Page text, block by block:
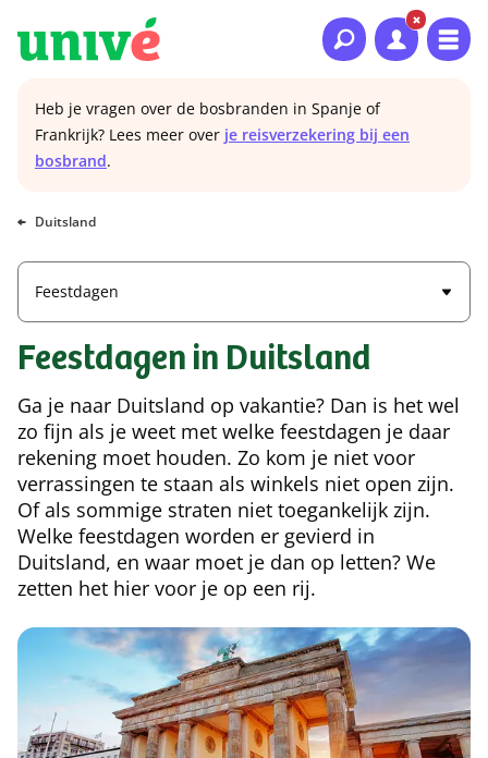
Naar hoofdinhoud
Naar hoofdnavigatie
Naar footer
Heb je vragen over de bosbranden in Spanje of
Frankrijk? Lees meer over je reisverzekering bij een
bosbrand.
Duitsland
Feestdagen
Feestdagen in Duitsland
Ga je naar Duitsland op vakantie? Dan is het wel
zo fijn als je weet met welke feestdagen je daar
rekening moet houden. Zo kom je niet voor
verrassingen te staan als winkels niet open zijn.
Of als sommige straten niet toegankelijk zijn.
Welke feestdagen worden er gevierd in
Duitsland, en waar moet je dan op letten? We
zetten het hier voor je op een rij.